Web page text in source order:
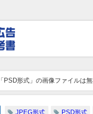
「PSD形式」の画像ファイルは
JPEG形式 PSD形式